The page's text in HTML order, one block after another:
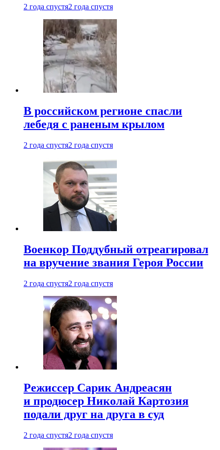
2 года спустя2 года спустя
В российском регионе спасли
лебедя с раненым крылом
2 года спустя2 года спустя
Военкор Поддубный отреагировал
на вручение звания Героя России
2 года спустя2 года спустя
Режиссер Сарик Андреасян
и продюсер Николай Картозия
подали друг на друга в суд
2 года спустя2 года спустя